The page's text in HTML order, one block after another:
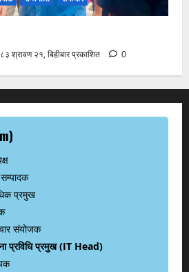
श्रावण २१, बिहीबार प्रकाशित 0
प्रमुख
संयोजक
प्रविधि प्रमुख (IT Head)